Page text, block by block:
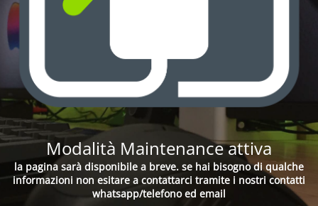
Modalità Maintenance attiva
la pagina sarà disponibile a breve. se hai bisogno di qualche
informazioni non esitare a contattarci tramite i nostri contatti
whatsapp/telefono ed email